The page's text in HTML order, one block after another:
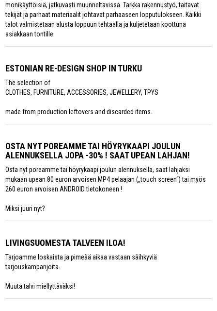
monikäyttöisiä, jatkuvasti muunneltavissa. Tarkka rakennustyö, taitavat
tekijät ja parhaat materiaalit johtavat parhaaseen lopputulokseen. Kaikki
talot valmistetaan alusta loppuun tehtaalla ja kuljetetaan koottuna
asiakkaan tontille.
ESTONIAN RE-DESIGN SHOP IN TURKU
The selection of
CLOTHES, FURNITURE, ACCESSORIES, JEWELLERY, TPYS
made from production leftovers and discarded items.
OSTA NYT POREAMME TAI HÖYRYKAAPI JOULUN
ALENNUKSELLA JOPA -30% ! SAAT UPEAN LAHJAN!
Osta nyt poreamme tai höyrykaapi joulun alennuksella, saat lahjaksi
mukaan upean 80 euron arvoisen MP4 pelaajan („touch screen“) tai myös
260 euron arvoisen ANDROID tietokoneen !
Miksi juuri nyt?
LIVINGSUOMESTA TALVEEN ILOA!
Tarjoamme loskaista ja pimeää aikaa vastaan säihkyviä
tarjouskampanjoita.
Muuta talvi miellyttäväksi!